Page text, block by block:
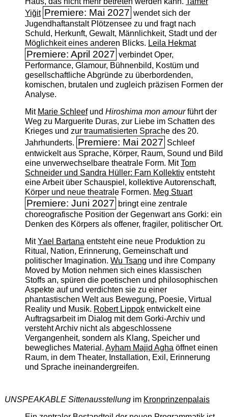
Yiğit Premiere: Mai 2027 wendet sich der
Jugendhaftanstalt Plötzensee zu und fragt nach
Schuld, Herkunft, Gewalt, Männlichkeit, Stadt und der
Möglichkeit eines anderen Blicks. Leila Hekmat
Premiere: April 2027 verbindet Oper,
Performance, Glamour, Bühnenbild, Kostüm und
gesellschaftliche Abgründe zu überbordenden,
komischen, brutalen und zugleich präzisen Formen der
Analyse.
Mit Marie Schleefund Hiroshima mon amourführt der
Weg zu Marguerite Duras, zur Liebe im Schatten des
Krieges und zur traumatisierten Sprache des 20.
Jahrhunderts. Premiere: Mai 2027 Schleef
entwickelt aus Sprache, Körper, Raum, Sound und Bild
eine unverwechselbare theatrale Form. MitTom
Schneider und Sandra Hüller: Farn Kollektiventsteht
eine Arbeit über Schauspiel, kollektive Autorenschaft,
Körper und neue theatrale Formen. Meg Stuart
Premiere: Juni 2027 bringt eine zentrale
choreografische Position der Gegenwart ans Gorki: ein
Denken des Körpers als offener, fragiler, politischer Ort.
MitYael Bartanaentsteht eine neue Produktion zu
Ritual, Nation, Erinnerung, Gemeinschaft und
politischer Imagination. Wu Tsang und ihre Company
Moved by Motion nehmen sich eines klassischen
Stoffs an, spüren die poetischen und philosophischen
Aspekte auf und verdichten sie zu einer
phantastischen Welt aus Bewegung, Poesie, Virtual
Reality und Musik. Robert Lippokentwickelt eine
Auftragsarbeit im Dialog mit dem Gorki-Archiv und
versteht Archiv nicht als abgeschlossene
Vergangenheit, sondern als Klang, Speicher und
bewegliches Material. Ayham Majid Aghaöffnet einen
Raum, in dem Theater, Installation, Exil, Erinnerung
und Sprache ineinandergreifen.
UNSPEAKABLE Sittenausstellungim Kronprinzenpalais